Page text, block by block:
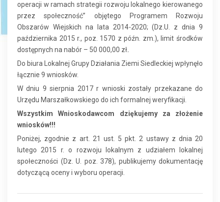
operacji w ramach strategii rozwoju lokalnego kierowanego
przez społeczność” objętego Programem Rozwoju
Obszarów Wiejskich na lata 2014-2020; (Dz.U. z dnia 9
października 2015 r., poz. 1570 z późn. zm.), limit środków
dostępnych na nabór – 50 000,00 zł.
Do biura Lokalnej Grupy Działania Ziemi Siedleckiej wpłynęło
łącznie 9 wniosków.
W dniu 9 sierpnia 2017 r wnioski zostały przekazane do
Urzędu Marszałkowskiego do ich formalnej weryfikacji.
Wszystkim Wnioskodawcom dziękujemy za złożenie
wniosków!!!
Poniżej, zgodnie z art. 21 ust. 5 pkt. 2 ustawy z dnia 20
lutego 2015 r. o rozwoju lokalnym z udziałem lokalnej
społeczności (Dz. U. poz. 378), publikujemy dokumentację
dotyczącą oceny i wyboru operacji.